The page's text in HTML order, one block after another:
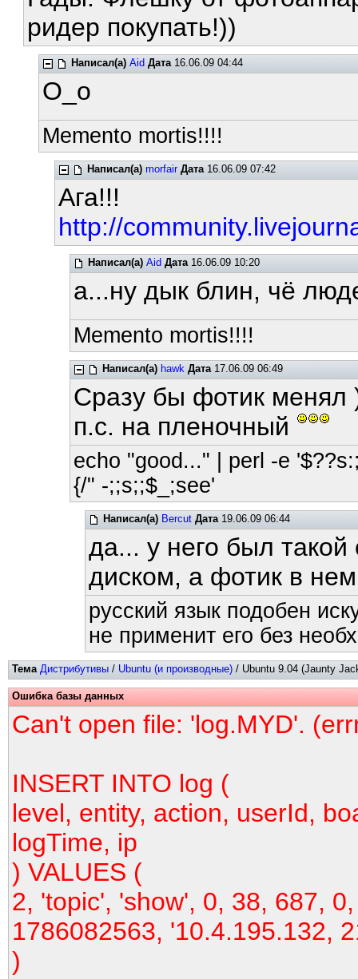
ридер покупать!))
Написал(а) Aid Дата16.06.09 04:44
О_о
Memento mortis!!!!
Написал(а) morfair Дата16.06.09 07:42
Ага!!!
http://
Написал(а) Aid Дата16.06.09 10:20
а...ну дык блин, чё
Memento mortis!!!!
Написал(а) hawk Дата17.06.09 06:49
Сразу бы фотик менял
п.с. на пленочный
echo "good..." | perl -e
{/" -;;s;;$_;see'
Написал(а) Bercut Дата19.06.09 06:44
да... у него был
диском, а фотик в
русский язык подобен
не применит его без
Тема Дистрибутивы / Ubuntu (и производные) / Ubuntu 9.04 (Jaunty
Ошибка базы данных
Can't open file: 'log.MYD'.
INSERT INTO log (
level, entity, action, userId,
logTime, ip
) VALUES (
2, 'topic', 'show', 0, 38, 687,
1786082563, '10.4.195.132,
)